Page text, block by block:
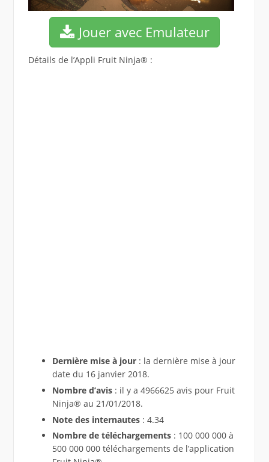
Jouer avec Emulateur
Détails de l’Appli Fruit Ninja® :
Dernière mise à jour: la dernière mise à jour
date du 16 janvier 2018.
Nombre d’avis: il y a 4966625 avis pour Fruit
Ninja® au 21/01/2018.
Note des internautes: 4.34
Nombre de téléchargements : 100 000 000 à
500 000 000 téléchargements de l’application